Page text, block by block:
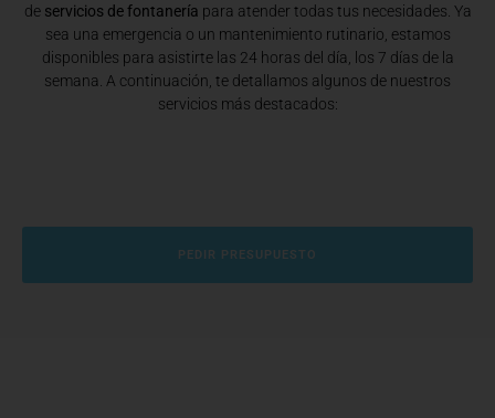
de servicios de fontanería para atender todas tus necesidades. Ya
sea una emergencia o un mantenimiento rutinario, estamos
disponibles para asistirte las 24 horas del día, los 7 días de la
semana. A continuación, te detallamos algunos de nuestros
servicios más destacados:
PEDIR PRESUPUESTO